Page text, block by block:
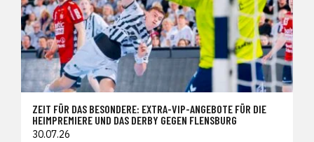
ZEIT FÜR DAS BESONDERE: EXTRA-VIP-ANGEBOTE FÜR DIE
HEIMPREMIERE UND DAS DERBY GEGEN FLENSBURG
30.07.26